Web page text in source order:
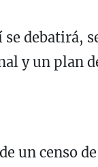
debatirá,
y un plan
un censo